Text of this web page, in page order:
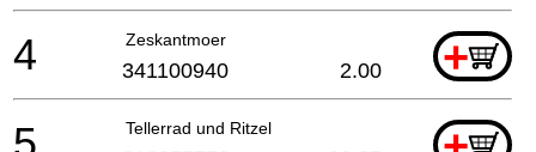
Zeskantmoer +
4 341100940 2.00
Tellerrad und Ritzel